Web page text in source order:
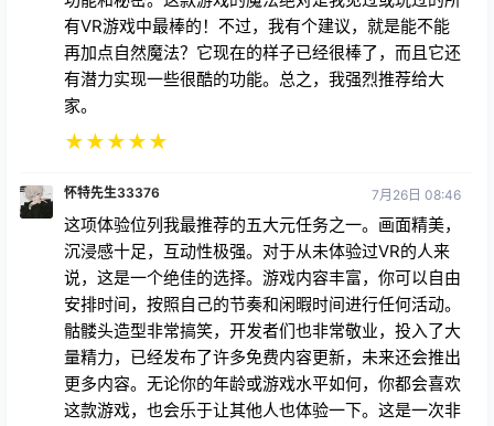
他们有无限宝石，我不会透露它们的位置，你只需要自
己找到它们，但当你打个响指，你就得到了所有的宝
石，你就能猜到会发生什么
★★
我玩这个游戏几个月了，感觉棒极了！它有很多很酷的
功能和秘密。这款游戏的魔法绝对是我见过或玩过的所
有VR游戏中最棒的！不过，我有个建议，就是能不能
再加点自然魔法？它现在的样子已经很棒了，而且它还
有潜力实现一些很酷的功能。总之，我强烈推荐给大
家。
★★★ ★★
怀特先生33376 7月26日 08:46